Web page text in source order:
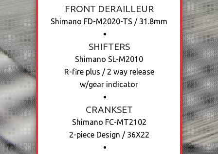
FRONT DERAILLEUR
Shimano FD-M2020-TS / 31.8mm
SHIFTERS
Shimano SL-M2010
R-fire plus / 2 way release
w/gear indicator
CRANKSET
Shimano FC-MT2102
2-piece Design / 36X22